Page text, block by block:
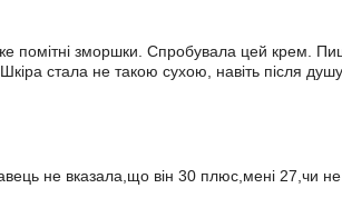
помітні зморшки. Спробувала цей крем.
стала не такою сухою, навіть після
не вказала,що він 30 плюс,мені 27,чи не